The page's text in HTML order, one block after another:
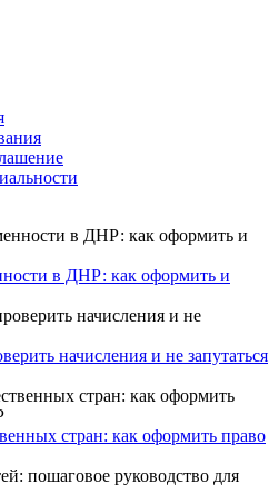
в ДНР: как оформить и
начисления и не запутаться
стран: как оформить право